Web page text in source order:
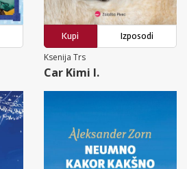
Kupi
Izposodi
Ksenija Trs
Car Kimi I.